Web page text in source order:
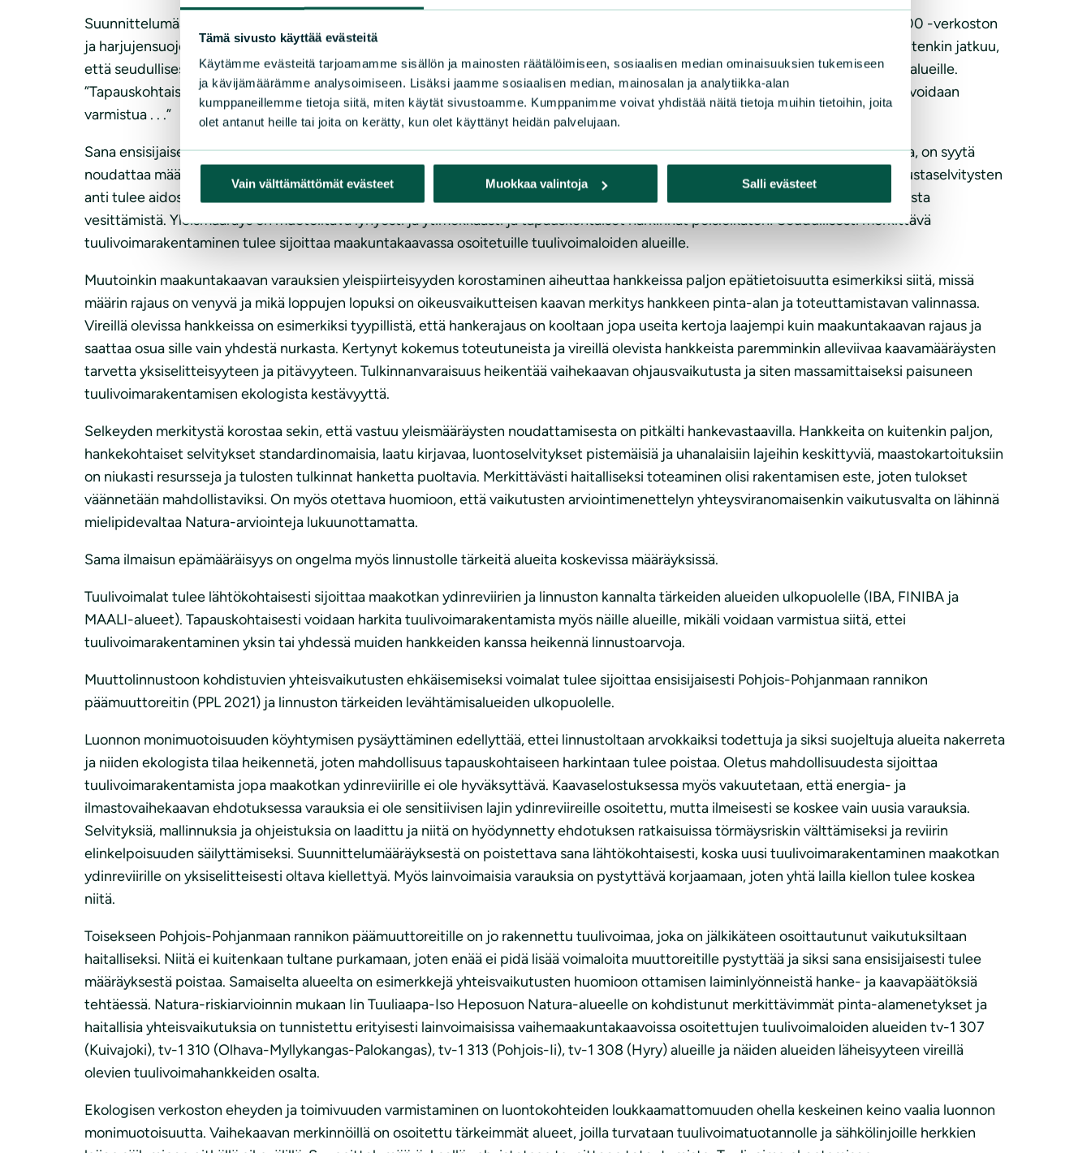
Tämä sivusto käyttää evästeitä
Käytämme evästeitä tarjoamamme sisällön ja mainosten räätälöimiseen, sosiaalisen median ominaisuuksien tukemiseen
ja kävijämäärämme analysoimiseen. Lisäksi jaamme sosiaalisen median, mainosalan ja analytiikka-alan
kumppaneillemme tietoja siitä, miten käytät sivustoamme. Kumppanimme voivat yhdistää näitä tietoja muihin tietoihin, joita
olet antanut heille tai joita on kerätty, kun olet käyttänyt heidän palvelujaan.
Vain välttämättömät evästeet Muokkaa valintoja Salli evästeet
Suunnittelumääräyksissä ohjeistetaan selkeästi, että maakuntakaavan luo-alueet, luonnonsuojelu- ja pohjavesialueet, Natura 2000 -verkoston
ja harjujensuojeluohjelman alueet sekä merkittävät virkistysalueet eivät sovellu tuulivoimarakentamiseen. Suunnittelumääräys kuitenkin jatkuu,
että seudullisesti merkittävä tuulivoimarakentaminen tulee sijoittaa ensisijaisesti maakuntakaavassa osoitetuille tuulivoimaloiden alueille.
”Tapauskohtaisesti voidaan harkita tuulivoimaloiden sijoittamista myös muille alueille, mikäli selvityksillä ja vaikutusten arvioinnilla voidaan
varmistua . . .”
Sana ensisijaisesti on epäselvä ja tulkinnanvarainen. Jos ja kun vaihemaakuntakaavoituksella on haettu tehokasta sijainninohjausta, on syytä
noudattaa määräystä, jonka mukaan tuulivoimarakentaminen myös sijoitetaan niille osoitetuille varauksille. Vain siten lukuisten taustaselvitysten
anti tulee aidosti otetuksi huomioon. Vielä hankalampi ilmaus on tapauskohtaisen harkinnan mahdollistaminen. Se edustaa vaarallista
vesittämistä. Yleismääräys on muotoiltava lyhyesti ja ytimekkäästi ja tapauskohtaiset harkinnat poisleikaten: Seudullisesti merkittävä
tuulivoimarakentaminen tulee sijoittaa maakuntakaavassa osoitetuille tuulivoimaloiden alueille.
Muutoinkin maakuntakaavan varauksien yleispiirteisyyden korostaminen aiheuttaa hankkeissa paljon epätietoisuutta esimerkiksi siitä, missä
määrin rajaus on venyvä ja mikä loppujen lopuksi on oikeusvaikutteisen kaavan merkitys hankkeen pinta-alan ja toteuttamistavan valinnassa.
Vireillä olevissa hankkeissa on esimerkiksi tyypillistä, että hankerajaus on kooltaan jopa useita kertoja laajempi kuin maakuntakaavan rajaus ja
saattaa osua sille vain yhdestä nurkasta. Kertynyt kokemus toteutuneista ja vireillä olevista hankkeista paremminkin alleviivaa kaavamääräysten
tarvetta yksiselitteisyyteen ja pitävyyteen. Tulkinnanvaraisuus heikentää vaihekaavan ohjausvaikutusta ja siten massamittaiseksi paisuneen
tuulivoimarakentamisen ekologista kestävyyttä.
Selkeyden merkitystä korostaa sekin, että vastuu yleismääräysten noudattamisesta on pitkälti hankevastaavilla. Hankkeita on kuitenkin paljon,
hankekohtaiset selvitykset standardinomaisia, laatu kirjavaa, luontoselvitykset pistemäisiä ja uhanalaisiin lajeihin keskittyviä, maastokartoituksiin
on niukasti resursseja ja tulosten tulkinnat hanketta puoltavia. Merkittävästi haitalliseksi toteaminen olisi rakentamisen este, joten tulokset
väännetään mahdollistaviksi. On myös otettava huomioon, että vaikutusten arviointimenettelyn yhteysviranomaisenkin vaikutusvalta on lähinnä
mielipidevaltaa Natura-arviointeja lukuunottamatta.
Sama ilmaisun epämääräisyys on ongelma myös linnustolle tärkeitä alueita koskevissa määräyksissä.
Tuulivoimalat tulee lähtökohtaisesti sijoittaa maakotkan ydinreviirien ja linnuston kannalta tärkeiden alueiden ulkopuolelle (IBA, FINIBA ja
MAALI-alueet). Tapauskohtaisesti voidaan harkita tuulivoimarakentamista myös näille alueille, mikäli voidaan varmistua siitä, ettei
tuulivoimarakentaminen yksin tai yhdessä muiden hankkeiden kanssa heikennä linnustoarvoja.
Muuttolinnustoon kohdistuvien yhteisvaikutusten ehkäisemiseksi voimalat tulee sijoittaa ensisijaisesti Pohjois-Pohjanmaan rannikon
päämuuttoreitin (PPL 2021) ja linnuston tärkeiden levähtämisalueiden ulkopuolelle.
Luonnon monimuotoisuuden köyhtymisen pysäyttäminen edellyttää, ettei linnustoltaan arvokkaiksi todettuja ja siksi suojeltuja alueita nakerreta
ja niiden ekologista tilaa heikennetä, joten mahdollisuus tapauskohtaiseen harkintaan tulee poistaa. Oletus mahdollisuudesta sijoittaa
tuulivoimarakentamista jopa maakotkan ydinreviirille ei ole hyväksyttävä. Kaavaselostuksessa myös vakuutetaan, että energia- ja
ilmastovaihekaavan ehdotuksessa varauksia ei ole sensitiivisen lajin ydinreviireille osoitettu, mutta ilmeisesti se koskee vain uusia varauksia.
Selvityksiä, mallinnuksia ja ohjeistuksia on laadittu ja niitä on hyödynnetty ehdotuksen ratkaisuissa törmäysriskin välttämiseksi ja reviirin
elinkelpoisuuden säilyttämiseksi. Suunnittelumääräyksestä on poistettava sana lähtökohtaisesti, koska uusi tuulivoimarakentaminen maakotkan
ydinreviirille on yksiselitteisesti oltava kiellettyä. Myös lainvoimaisia varauksia on pystyttävä korjaamaan, joten yhtä lailla kiellon tulee koskea
niitä.
Toisekseen Pohjois-Pohjanmaan rannikon päämuuttoreitille on jo rakennettu tuulivoimaa, joka on jälkikäteen osoittautunut vaikutuksiltaan
haitalliseksi. Niitä ei kuitenkaan tultane purkamaan, joten enää ei pidä lisää voimaloita muuttoreitille pystyttää ja siksi sana ensisijaisesti tulee
määräyksestä poistaa. Samaiselta alueelta on esimerkkejä yhteisvaikutusten huomioon ottamisen laiminlyönneistä hanke- ja kaavapäätöksiä
tehtäessä. Natura-riskiarvioinnin mukaan Iin Tuuliaapa-Iso Heposuon Natura-alueelle on kohdistunut merkittävimmät pinta-alamenetykset ja
haitallisia yhteisvaikutuksia on tunnistettu erityisesti lainvoimaisissa vaihemaakuntakaavoissa osoitettujen tuulivoimaloiden alueiden tv-1 307
(Kuivajoki), tv-1 310 (Olhava-Myllykangas-Palokangas), tv-1 313 (Pohjois-Ii), tv-1 308 (Hyry) alueille ja näiden alueiden läheisyyteen vireillä
olevien tuulivoimahankkeiden osalta.
Ekologisen verkoston eheyden ja toimivuuden varmistaminen on luontokohteiden loukkaamattomuuden ohella keskeinen keino vaalia luonnon
monimuotoisuutta. Vaihekaavan merkinnöillä on osoitettu tärkeimmät alueet, joilla turvataan tuulivoimatuotannolle ja sähkölinjoille herkkien